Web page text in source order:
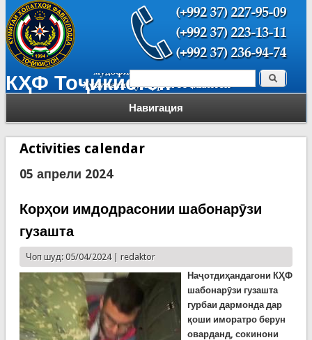
КҲФ Тоҷикистон
Навигация
Форма поиска Поиск
Activities calendar
05 апрели 2024
Корҳои имдодрасонии шабонарӯзи
гузашта
Чоп шуд: 05/04/2024 | redaktor
Наҷотдиҳандагони КҲФ
шабонарӯзи гузашта
гурбаи дармонда дар
қоши иморатро берун
оварданд, сокинони